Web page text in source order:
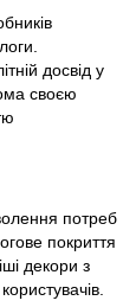
досвід у
своєю
потреб
покриття
декори з